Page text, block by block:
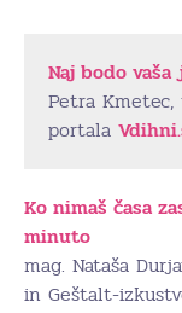
Naj bodo
Petra Kmetec,
portala
Ko nimaš časa
minuto
mag. Nataša
in Geštalt-